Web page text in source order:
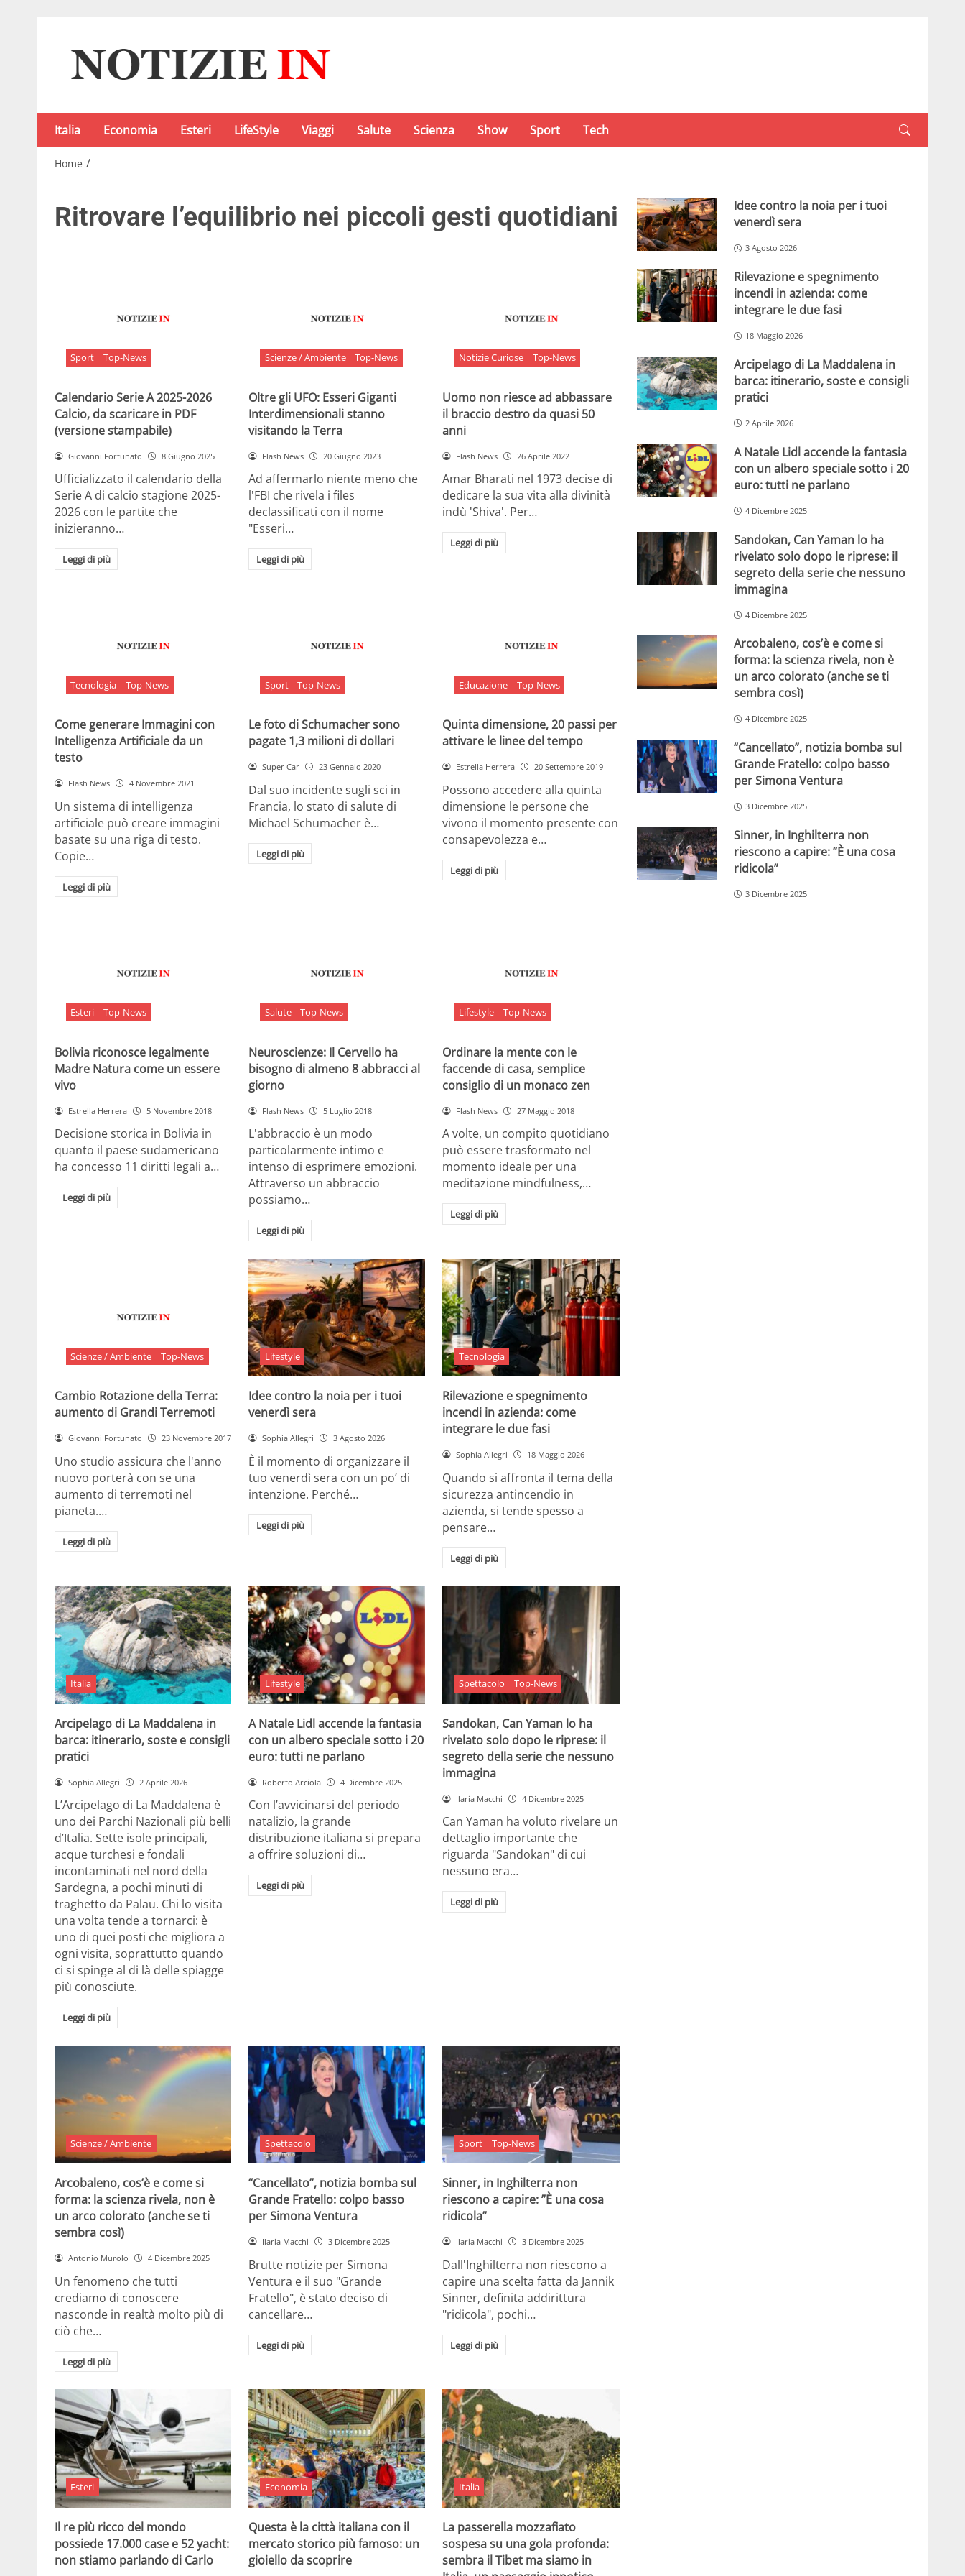
Italia Economia Esteri LifeStyle Viaggi Salute Scienza Show Sport Tech
Home /
Ritrovare l’equilibrio nei piccoli gesti quotidiani
Sport Top-News
Calendario Serie A 2025-2026
Calcio, da scaricare in PDF
(versione stampabile)
Giovanni Fortunato 8 Giugno 2025
Ufficializzato il calendario della
Serie A di calcio stagione 2025-
2026 con le partite che
inizieranno…
Leggi di più
Scienze / Ambiente Top-News
Oltre gli UFO: Esseri Giganti
Interdimensionali stanno
visitando la Terra
Flash News 20 Giugno 2023
Ad affermarlo niente meno che
l'FBI che rivela i files
declassificati con il nome
"Esseri…
Leggi di più
Notizie Curiose Top-News
Uomo non riesce ad abbassare
il braccio destro da quasi 50
anni
Flash News 26 Aprile 2022
Amar Bharati nel 1973 decise di
dedicare la sua vita alla divinità
indù 'Shiva'. Per…
Leggi di più
Tecnologia Top-News
Come generare Immagini con
Intelligenza Artificiale da un
testo
Flash News 4 Novembre 2021
Un sistema di intelligenza
artificiale può creare immagini
basate su una riga di testo.
Copie…
Leggi di più
Sport Top-News
Le foto di Schumacher sono
pagate 1,3 milioni di dollari
Super Car 23 Gennaio 2020
Dal suo incidente sugli sci in
Francia, lo stato di salute di
Michael Schumacher è…
Leggi di più
Educazione Top-News
Quinta dimensione, 20 passi per
attivare le linee del tempo
Estrella Herrera 20 Settembre 2019
Possono accedere alla quinta
dimensione le persone che
vivono il momento presente con
consapevolezza e…
Leggi di più
Esteri Top-News
Bolivia riconosce legalmente
Madre Natura come un essere
vivo
Estrella Herrera 5 Novembre 2018
Decisione storica in Bolivia in
quanto il paese sudamericano
ha concesso 11 diritti legali a…
Leggi di più
Salute Top-News
Neuroscienze: Il Cervello ha
bisogno di almeno 8 abbracci al
giorno
Flash News 5 Luglio 2018
L'abbraccio è un modo
particolarmente intimo e
intenso di esprimere emozioni.
Attraverso un abbraccio
possiamo…
Leggi di più
Lifestyle Top-News
Ordinare la mente con le
faccende di casa, semplice
consiglio di un monaco zen
Flash News 27 Maggio 2018
A volte, un compito quotidiano
può essere trasformato nel
momento ideale per una
meditazione mindfulness,…
Leggi di più
Scienze / Ambiente Top-News
Cambio Rotazione della Terra:
aumento di Grandi Terremoti
Giovanni Fortunato 23 Novembre 2017
Uno studio assicura che l'anno
nuovo porterà con se una
aumento di terremoti nel
pianeta.…
Leggi di più
Lifestyle
Idee contro la noia per i tuoi
venerdì sera
Sophia Allegri 3 Agosto 2026
È il momento di organizzare il
tuo venerdì sera con un po’ di
intenzione. Perché…
Leggi di più
Tecnologia
Rilevazione e spegnimento
incendi in azienda: come
integrare le due fasi
Sophia Allegri 18 Maggio 2026
Quando si affronta il tema della
sicurezza antincendio in
azienda, si tende spesso a
pensare…
Leggi di più
Italia
Arcipelago di La Maddalena in
barca: itinerario, soste e consigli
pratici
Sophia Allegri 2 Aprile 2026
L’Arcipelago di La Maddalena è
uno dei Parchi Nazionali più belli
d’Italia. Sette isole principali,
acque turchesi e fondali
incontaminati nel nord della
Sardegna, a pochi minuti di
traghetto da Palau. Chi lo visita
una volta tende a tornarci: è
uno di quei posti che migliora a
ogni visita, soprattutto quando
ci si spinge al di là delle spiagge
più conosciute.
Leggi di più
Lifestyle
A Natale Lidl accende la fantasia
con un albero speciale sotto i 20
euro: tutti ne parlano
Roberto Arciola 4 Dicembre 2025
Con l’avvicinarsi del periodo
natalizio, la grande
distribuzione italiana si prepara
a offrire soluzioni di…
Leggi di più
Spettacolo Top-News
Sandokan, Can Yaman lo ha
rivelato solo dopo le riprese: il
segreto della serie che nessuno
immagina
Ilaria Macchi 4 Dicembre 2025
Can Yaman ha voluto rivelare un
dettaglio importante che
riguarda "Sandokan" di cui
nessuno era…
Leggi di più
Scienze / Ambiente
Arcobaleno, cos’è e come si
forma: la scienza rivela, non è
un arco colorato (anche se ti
sembra così)
Antonio Murolo 4 Dicembre 2025
Un fenomeno che tutti
crediamo di conoscere
nasconde in realtà molto più di
ciò che…
Leggi di più
Spettacolo
“Cancellato”, notizia bomba sul
Grande Fratello: colpo basso
per Simona Ventura
Ilaria Macchi 3 Dicembre 2025
Brutte notizie per Simona
Ventura e il suo "Grande
Fratello", è stato deciso di
cancellare…
Leggi di più
Sport Top-News
Sinner, in Inghilterra non
riescono a capire: ”È una cosa
ridicola”
Ilaria Macchi 3 Dicembre 2025
Dall'Inghilterra non riescono a
capire una scelta fatta da Jannik
Sinner, definita addirittura
"ridicola", pochi…
Leggi di più
Esteri
Il re più ricco del mondo
possiede 17.000 case e 52 yacht:
non stiamo parlando di Carlo
Economia
Questa è la città italiana con il
mercato storico più famoso: un
gioiello da scoprire
Italia
La passerella mozzafiato
sospesa su una gola profonda:
sembra il Tibet ma siamo in
Idee contro la noia per i tuoi
venerdì sera
3 Agosto 2026
Rilevazione e spegnimento
incendi in azienda: come
integrare le due fasi
18 Maggio 2026
Arcipelago di La Maddalena in
barca: itinerario, soste e consigli
pratici
2 Aprile 2026
A Natale Lidl accende la fantasia
con un albero speciale sotto i 20
euro: tutti ne parlano
4 Dicembre 2025
Sandokan, Can Yaman lo ha
rivelato solo dopo le riprese: il
segreto della serie che nessuno
immagina
4 Dicembre 2025
Arcobaleno, cos’è e come si
forma: la scienza rivela, non è
un arco colorato (anche se ti
sembra così)
4 Dicembre 2025
“Cancellato”, notizia bomba sul
Grande Fratello: colpo basso
per Simona Ventura
3 Dicembre 2025
Sinner, in Inghilterra non
riescono a capire: ”È una cosa
ridicola”
3 Dicembre 2025